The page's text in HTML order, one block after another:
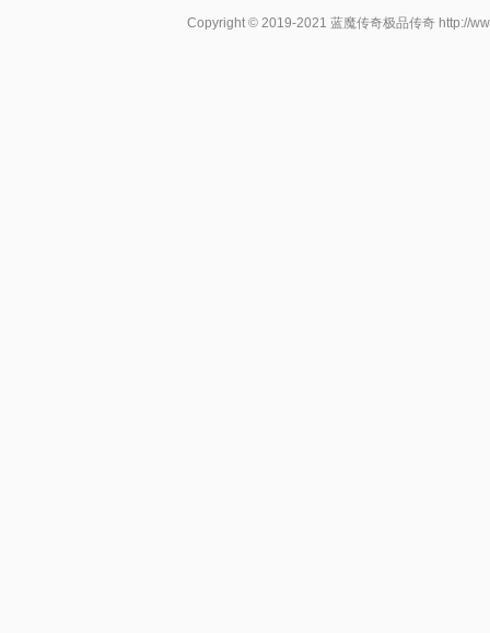
Copyright © 2019-2021 蓝魔传奇极品传奇 http://